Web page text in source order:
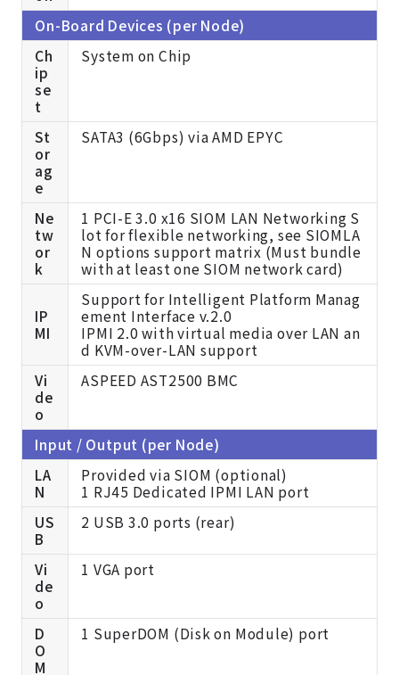
On-Board Devices (per Node)
Ch
ip
se
t
System on Chip
St
or
ag
e
SATA3 (6Gbps) via AMD EPYC
Ne
tw
or
k
1 PCI-E 3.0 x16 SIOM LAN Networking S
lot for flexible networking, see SIOMLA
N options support matrix (Must bundle
with at least one SIOM network card)
IP
MI
Support for Intelligent Platform Manag
ement Interface v.2.0
IPMI 2.0 with virtual media over LAN an
d KVM-over-LAN support
Vi
de
o
ASPEED AST2500 BMC
Input / Output (per Node)
LA
N
Provided via SIOM (optional)
1 RJ45 Dedicated IPMI LAN port
US
B
2 USB 3.0 ports (rear)
Vi
de
o
1 VGA port
D
O
M
1 SuperDOM (Disk on Module) port